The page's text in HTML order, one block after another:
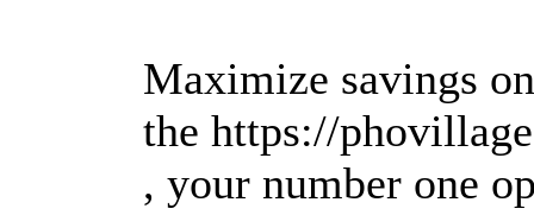
Maximize savings
the https://
, your number one